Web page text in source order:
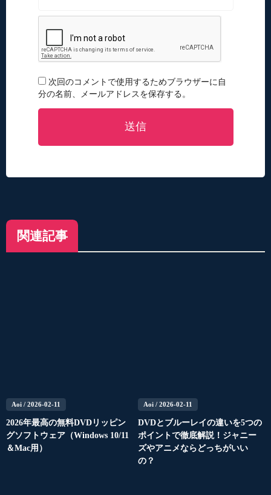
次回のコメントで使用するためブラウザーに自
分の名前、メールアドレスを保存する。
送信
関連記事
Aoi / 2026-02-11
2026年最高の無料DVDリッピン
グソフトウェア（Windows 10/11
＆Mac用）
Aoi/ 2026-02-11
DVDとブルーレイの違いを5つの
ポイントで徹底解説！ジャニー
ズやアニメならどっちがいい
の？